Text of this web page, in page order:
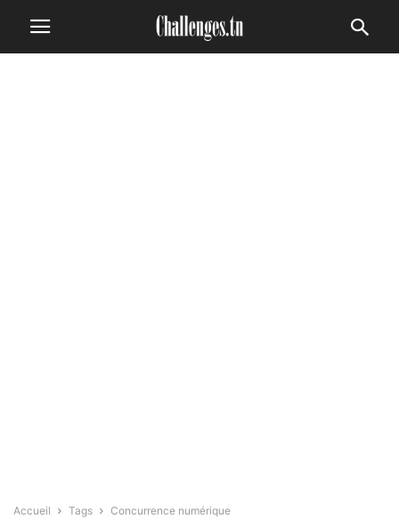
Accueil Tags Concurrence numérique